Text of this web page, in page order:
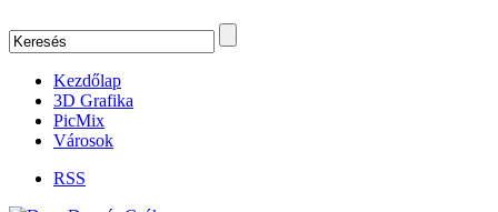
Kezdőlap
3D Grafika
PicMix
Városok
RSS